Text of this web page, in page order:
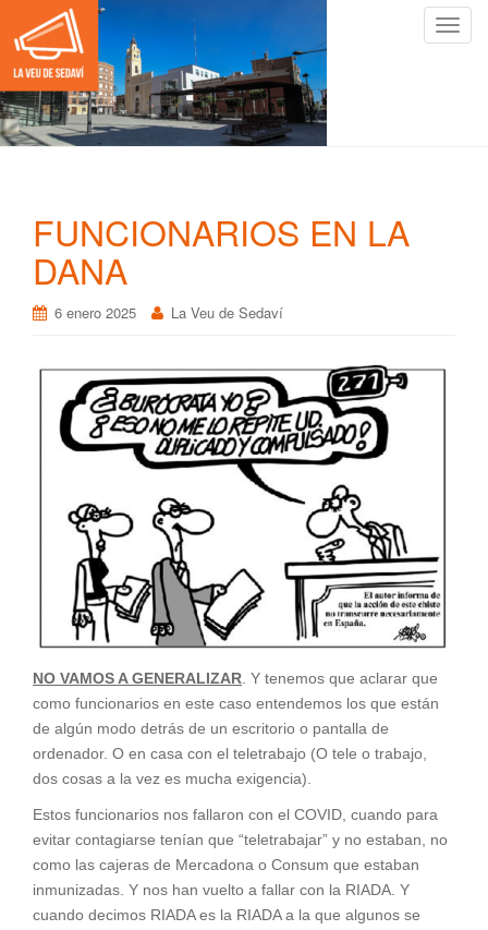
C
FUNCIONARIOS EN LA
DANA
6 enero 2025 La Veu de Sedaví
NO VAMOS A GENERALIZAR. Y tenemos que aclarar que
como funcionarios en este caso entendemos los que están
de algún modo detrás de un escritorio o pantalla de
ordenador. O en casa con el teletrabajo (O tele o trabajo,
dos cosas a la vez es mucha exigencia).
Estos funcionarios nos fallaron con el COVID, cuando para
evitar contagiarse tenían que “teletrabajar” y no estaban, no
como las cajeras de Mercadona o Consum que estaban
inmunizadas. Y nos han vuelto a fallar con la RIADA. Y
cuando decimos RIADA es la RIADA a la que algunos se